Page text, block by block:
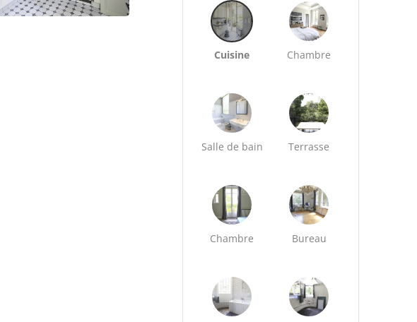
Cuisine Chambre
Salle de bain Terrasse
Chambre Bureau